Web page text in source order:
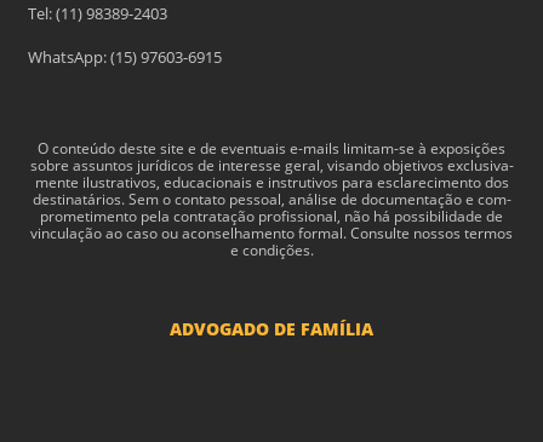
Tel: (11) 98389-2403
WhatsApp: (15) 97603-6915
O con­teúdo deste site e de even­tu­ais e-​mails limitam-​se à exposições
sobre assun­tos jurídi­cos de inter­esse geral, visando obje­tivos exclu­si­va­
mente ilus­tra­tivos, edu­ca­cionais e instru­tivos para esclarec­i­mento dos
des­ti­natários. Sem o con­tato pes­soal, análise de doc­u­men­tação e com­
pro­me­ti­mento pela con­tratação profis­sional, não há pos­si­bil­i­dade de
vin­cu­lação ao caso ou acon­sel­hamento for­mal. Consulte nossos termos
e condições.
ADVOGADO DE FAMÍLIA